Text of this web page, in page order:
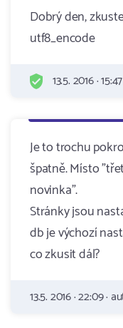
Dobrý den,
utf8_encode
13.5. 2016 ·
Je to trochu
špatně. Místo
novinka".
Stránky jsou
db je výchozí
co zkusit dál?
13.5. 2016 · 22:09 ·